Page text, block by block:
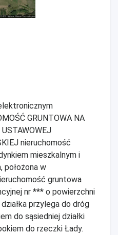
GRUNTOWA NA
nieruchomość
mieszkalnym i
położona w
gruntowa
nr *** o powierzchni
przylega do dróg
do sąsiedniej działki
do rzeczki Łady.